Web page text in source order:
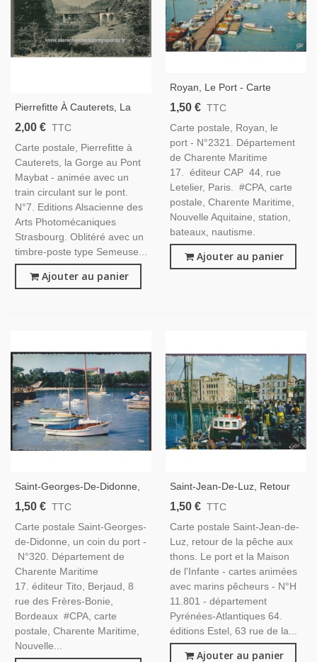
Pierrefitte À Cauterets, La
Gorge Au Pont Mayabat, Et
Camée 10c Vert 1922 - Dép
65 Hautes-Pyrénées, Trains,
2,00 € TTC
Carte postale, Pierrefitte à
Cauterets, la Gorge au Pont
Maybat - animée avec un
train circulant sur le pont.
N°7. Editions Alsacienne des
Arts Photomécaniques
Strasbourg. Oblitéré avec un
timbre-poste type Semeuse...
Ajouter au panier
Royan, Le Port - Carte
Postale Charente Maritime
1,50 € TTC
Carte postale, Royan, le
port - N°2321. Département
de Charente Maritime
17. éditeur CAP 44, rue
Letelier, Paris. #CPA, carte
postale, Charente Maritime,
Nouvelle Aquitaine, station,
bateaux, nautisme.
Ajouter au panier
Saint-Georges-De-Didonne,
Un Coin Du Port - Carte
Maritime 17, Tito
1,50 € TTC
Carte postale Saint-Georges-
de-Didonne, un coin du port -
N°320. Département de
Charente Maritime
17. éditeur Tito, Berjaud, 8
rue des Frères-Bonie,
Bordeaux #CPA, carte
postale, Charente Maritime,
Nouvelle...
Saint-Jean-De-Luz, Retour
De La Pêche Aux Thons -
Pyrénées-Atlantiques,
Bateaux
1,50 € TTC
Carte postale Saint-Jean-de-
Luz, retour de la pêche aux
thons. Le port et la Maison
de l'Infante - cartes animées
avec marins pêcheurs - N°H
11.801 - département
Pyrénées-Atlantiques 64.
éditions Estel, 63 rue de la...
Ajouter au panier